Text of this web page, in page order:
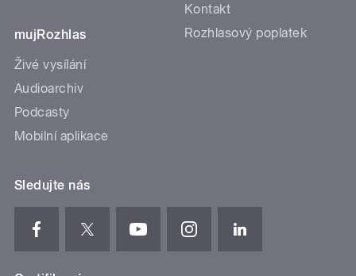
mujRozhlas
Živé vysílání
Audioarchiv
Podcasty
Mobilní aplikace
Kontakt
Rozhlasový poplatek
Sledujte nás